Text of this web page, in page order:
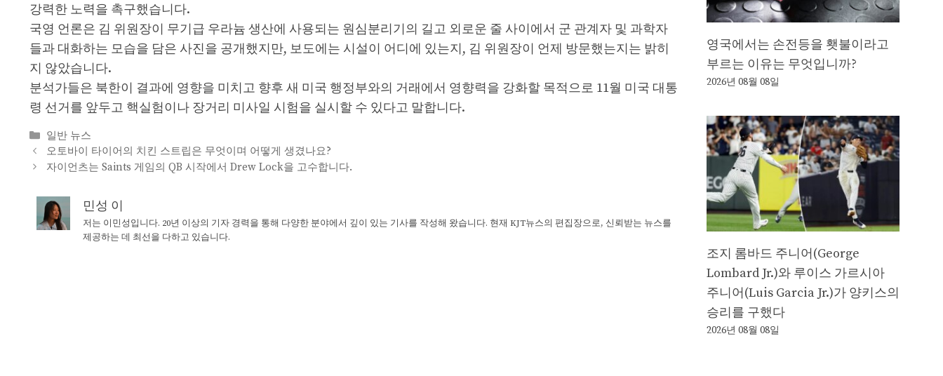
강력한 노력을 촉구했습니다.
국영 언론은 김 위원장이 무기급 우라늄 생산에 사용되는 원심분리기의 길고 외로운 줄 사이에서 군 관계자 및 과학자
들과 대화하는 모습을 담은 사진을 공개했지만, 보도에는 시설이 어디에 있는지, 김 위원장이 언제 방문했는지는 밝히
지 않았습니다.
분석가들은 북한이 결과에 영향을 미치고 향후 새 미국 행정부와의 거래에서 영향력을 강화할 목적으로 11월 미국 대통
령 선거를 앞두고 핵실험이나 장거리 미사일 시험을 실시할 수 있다고 말합니다.
Categories
일반 뉴스
오토바이 타이어의 치킨 스트립은 무엇이며 어떻게 생겼나요?
자이언츠는 Saints 게임의 QB 시작에서 Drew Lock을 고수합니다.
민성 이
저는 이민성입니다. 20년 이상의 기자 경력을 통해 다양한 분야에서 깊이 있는 기사를 작성해 왔습니다. 현재 KJT뉴스의 편집장으로, 신뢰받는 뉴스를
제공하는 데 최선을 다하고 있습니다.
영국에서는 손전등을 횃불이라고
부르는 이유는 무엇입니까?
2026년 08월 08일
조지 롬바드 주니어(George
Lombard Jr.)와 루이스 가르시아
주니어(Luis Garcia Jr.)가 양키스의
승리를 구했다
2026년 08월 08일